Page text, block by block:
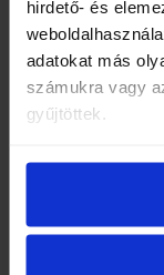
hirdető- és
adatokat más
számukra vagy
gyűjtöttek.
tovább.
A tökéletes
bonyolult
és figyelem
program lesz a